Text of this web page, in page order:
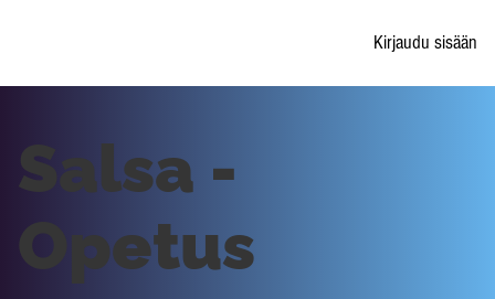
Kirjaudu sisään
Salsa -
Opetus